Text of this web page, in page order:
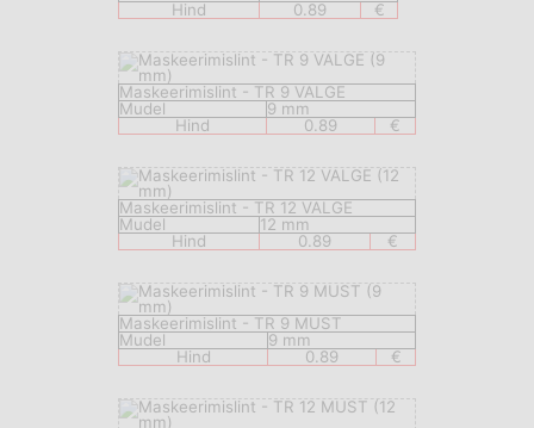
Hind
0.89 €
Maskeerimislint - TR 9 VALGE
Mudel
9 mm
Hind
0.89 €
Maskeerimislint - TR 12 VALGE
Mudel
12 mm
Hind
0.89 €
Maskeerimislint - TR 9 MUST
Mudel
9 mm
Hind
0.89 €